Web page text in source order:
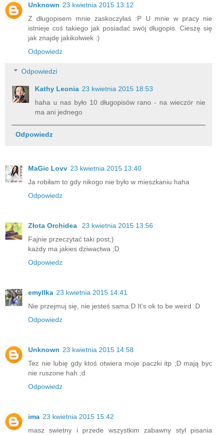
Unknown 23 kwietnia 2015 13:12
Z długopisem mnie zaskoczyłaś :P U mnie w pracy nie
istnieje coś takiego jak posiadać swój długopis. Cieszę się
jak znajdę jakikolwiek :)
Odpowiedz
Odpowiedzi
Kathy Leonia 23 kwietnia 2015 18:53
haha u nas było 10 długopisów rano - na wieczór nie
ma ani jednego
Odpowiedz
MaGic Lovv 23 kwietnia 2015 13:40
Ja robiłam to gdy nikogo nie było w mieszkaniu haha
Odpowiedz
Złota Orchidea
23 kwietnia 2015 13:56
Fajnie przeczytać taki post;)
każdy ma jakies dziwactwa ;D
Odpowiedz
emyllka 23 kwietnia 2015 14:41
Nie przejmuj się, nie jesteś sama:D It's ok to be weird :D
Odpowiedz
Unknown 23 kwietnia 2015 14:58
Tez nie lubię gdy ktoś otwiera moje paczki itp ;D mają byc
nie ruszone hah ;d
Odpowiedz
ima 23 kwietnia 2015 15:42
masz swietny i przede wszystkim zabawny styl pisania